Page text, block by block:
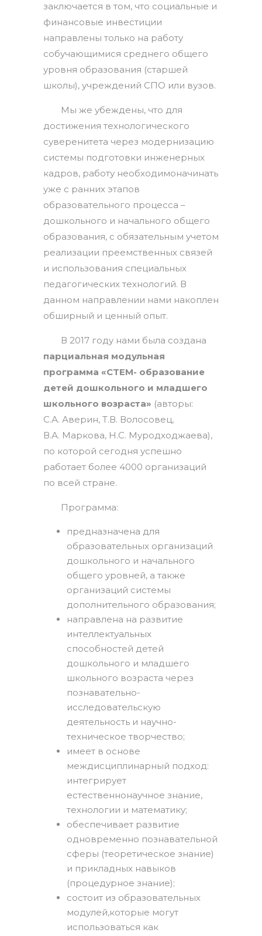
заключается в том, что социальные и
финансовые инвестиции
направлены только на работу
собучающимися среднего общего
уровня образования (старшей
школы), учреждений СПО или вузов.
Мы же убеждены, что для
достижения технологического
суверенитета через модернизацию
системы подготовки инженерных
кадров, работу необходимоначинать
уже с ранних этапов
образовательного процесса –
дошкольного и начального общего
образования, с обязательным учетом
реализации преемственных связей
и использования специальных
педагогических технологий. В
данном направлении нами накоплен
обширный и ценный опыт.
В 2017 году нами была создана
парциальная модульная
программа «СTEM- образование
детей дошкольного и младшего
школьного возраста» (авторы:
С.А. Аверин, Т.В. Волосовец,
В.А. Маркова, Н.С. Муродходжаева),
по которой сегодня успешно
работает более 4000 организаций
по всей стране.
Программа:
предназначена для
образовательных организаций
дошкольного и начального
общего уровней, а также
организаций системы
дополнительного образования;
направлена на развитие
интеллектуальных
способностей детей
дошкольного и младшего
школьного возраста через
познавательно-
исследовательскую
деятельность и научно-
техническое творчество;
имеет в основе
междисциплинарный подход:
интегрирует
естественнонаучное знание,
технологии и математику;
обеспечивает развитие
одновременно познавательной
сферы (теоретическое знание)
и прикладных навыков
(процедурное знание);
состоит из образовательных
модулей,которые могут
использоваться как